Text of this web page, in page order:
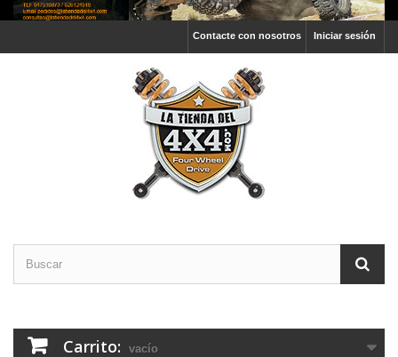
Iniciar sesión
Contacte con nosotros
Carrito: vacío